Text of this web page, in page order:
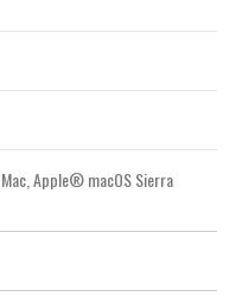
Apple® macOS Sierra